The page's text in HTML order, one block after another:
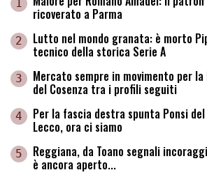
1
ricoverato a Parma
2 Lutto nel mondo granata: è morto
tecnico della storica Serie A
3 Mercato sempre in movimento per
del Cosenza tra i profili seguiti
4 Per la fascia destra spunta Ponsi
Lecco, ora ci siamo
5 Reggiana, da Toano segnali
è ancora aperto...